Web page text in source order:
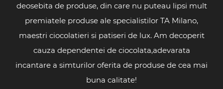
deosebita de produse, din care nu puteau lipsi mult
premiatele produse ale specialistilor TA Milano,
maestri ciocolatieri si patiseri de lux. Am decoperit
cauza dependentei de ciocolata,adevarata
incantare a simturilor oferita de produse de cea mai
buna calitate!